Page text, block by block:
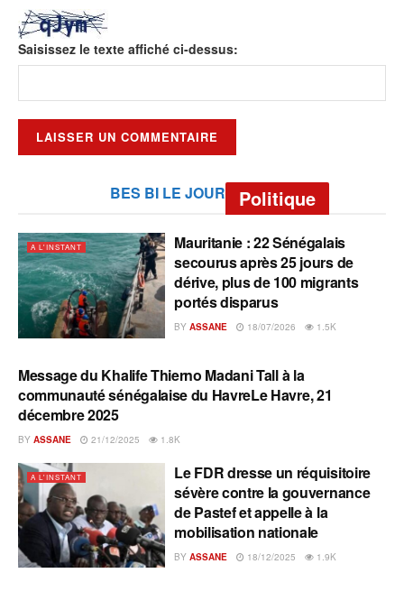
Saisissez le texte affiché ci-dessus:
BES BI LE JOUR Politique
A L'INSTANT
Mauritanie : 22 Sénégalais
secourus après 25 jours de
dérive, plus de 100 migrants
portés disparus
BY ASSANE 18/07/2026 1.5K
A L'INSTANT
Message du Khalife Thierno Madani Tall à la
communauté sénégalaise du HavreLe Havre, 21
décembre 2025
BY ASSANE 21/12/2025 1.8K
A L'INSTANT
Le FDR dresse un réquisitoire
sévère contre la gouvernance
de Pastef et appelle à la
mobilisation nationale
BY ASSANE 18/12/2025 1.9K